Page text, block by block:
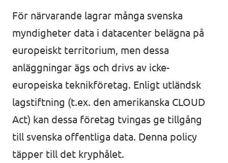
Volt Västra Götaland
Kommuner
Volt Stockholm
Volt Göteborg
Volt Lund
Nyheter
Agenda
Valet 2026
Voltkompassen – valkompassen med alla
För närvarande lagrar många svenska
myndigheter data i datacenter belägna på
europeiskt territorium, men dessa
anläggningar ägs och drivs av icke-
europeiska teknikföretag. Enligt utländsk
lagstiftning (t.ex. den amerikanska CLOUD
Act) kan dessa företag tvingas ge tillgång
till svenska offentliga data. Denna policy
täpper till det kryphålet.